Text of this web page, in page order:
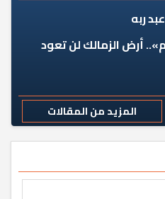
ربه
أرض الزمالك لن تعود
المزيد من المقالات